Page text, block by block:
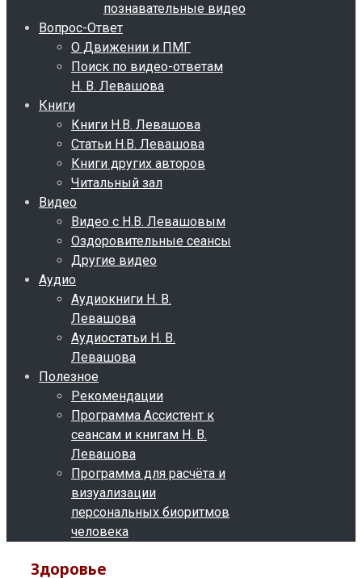
познавательные видео
Вопрос-Ответ
О Движении и ПМГ
Поиск по видео-ответам
Н. В. Левашова
Книги
Книги Н.В. Левашова
Статьи Н.В. Левашова
Книги других авторов
Читальный зал
Видео
Видео с Н.В. Левашовым
Оздоровительные сеансы
Другие видео
Аудио
Аудиокниги Н. В.
Левашова
Аудиостатьи Н. В.
Левашова
Полезное
Рекомендации
Программа Ассистент к
сеансам и книгам Н. В.
Левашова
Программа для расчёта и
визуализации
персональных биоритмов
человека
Здоровье